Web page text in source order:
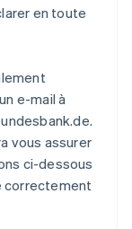
en toute
e-mail à
vous assurer
ci-dessous
correctement